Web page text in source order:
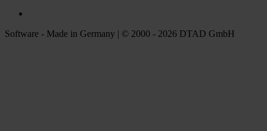
Software - Made in Germany | © 2000 - 2026 DTAD GmbH